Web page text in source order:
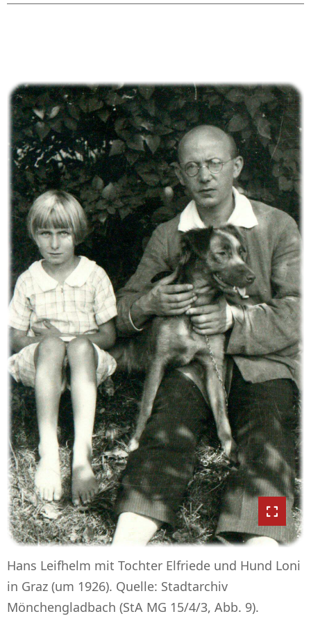
Hans Leifhelm mit Tochter Elfriede und Hund Loni
in Graz (um 1926). Quelle: Stadtarchiv
Mönchengladbach (StA MG 15/4/3, Abb. 9).